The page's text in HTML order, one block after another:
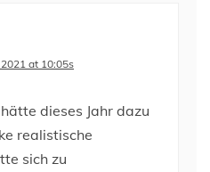
at 10:05s
dieses Jahr dazu
realistische
sich zu